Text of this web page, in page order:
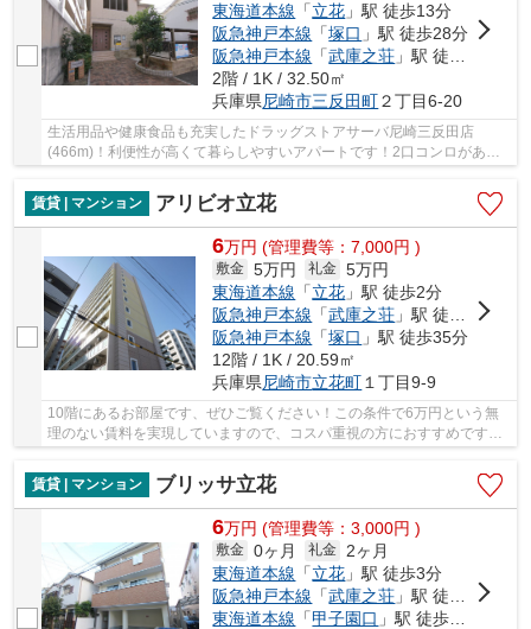
東海道本線 「立花 」駅 徒歩13分
阪急神戸本線 「塚口 」駅 徒歩28分
阪急神戸本線 「武庫之荘 」駅 徒歩34分
2階 / 1K / 32.50㎡
兵庫県尼崎市三反田町２丁目6-20
生活用品や健康食品も充実したドラッグストアサーバ尼崎三反田店
(466m)！利便性が高くて暮らしやすいアパートです！2口コンロがある
賃貸 | マンション
アリビオ立花
6万円 (管理費等：7,000円 )
敷金 5万円 礼金 5万円
東海道本線 「立花 」駅 徒歩2分
阪急神戸本線 「武庫之荘 」駅 徒歩26分
阪急神戸本線 「塚口 」駅 徒歩35分
12階 / 1K / 20.59㎡
兵庫県尼崎市立花町 １丁目9-9
10階にあるお部屋です、ぜひご覧ください！この条件で6万円という無
理のない賃料を実現していますので、コスパ重視の方におすすめです！
掃除に手間のかからないIHキッチンはいかがです...
賃貸 | マンション
ブリッサ立花
6万円 (管理費等：3,000円 )
敷金 0ヶ月 礼金
2ヶ月
東海道本線 「立花 」駅 徒歩3分
阪急神戸本線 「武庫之荘 」駅 徒歩22分
東海道本線 「甲子園口 」駅 徒歩37分